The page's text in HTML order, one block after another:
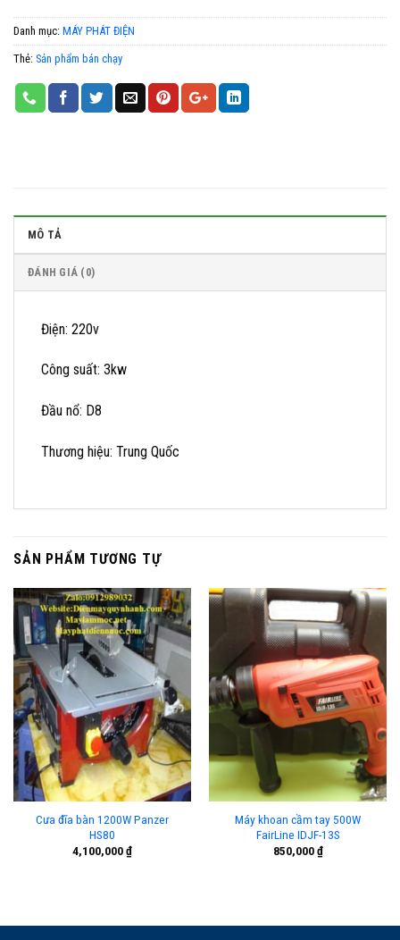
Danh mục: MÁY PHÁT ĐIỆN
Thẻ: Sản phẩm bán chạy
MÔ TẢ
ĐÁNH GIÁ (0)
Điện: 220v
Công suất: 3kw
Đầu nổ: D8
Thương hiệu: Trung Quốc
SẢN PHẨM TƯƠNG TỰ
Cưa đĩa bàn 1200W Panzer
HS80
4,100,000₫
Máy khoan cầm tay 500W
FairLine IDJF-13S
850,000₫